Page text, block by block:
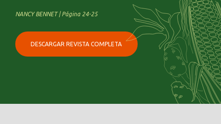
NANCY BENNET | Página 24-25
DESCARGAR REVISTA COMPLETA